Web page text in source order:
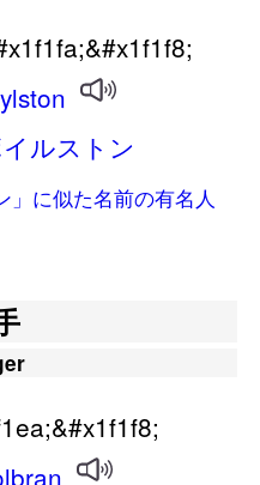
ルストン
」に似た名前の有名人